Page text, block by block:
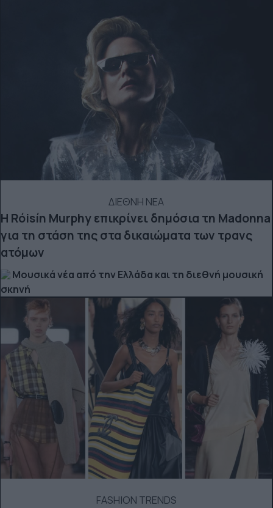
ΔΙΕΘΝΗ ΝΕΑ
Η Róisín Murphy επικρίνει δημόσια τη Madonna
για τη στάση της στα δικαιώματα των τρανς
ατόμων
Μουσικά νέα από την Ελλάδα και τη διεθνή μουσική
σκηνή
FASHION TRENDS